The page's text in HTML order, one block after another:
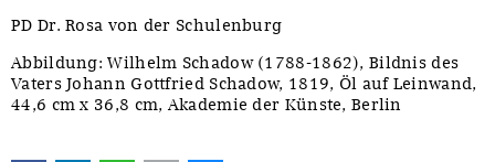
PD Dr. Rosa von der Schulenburg
Abbildung: Wilhelm Schadow (1788-1862), Bildnis des
Vaters Johann Gottfried Schadow, 1819, Öl auf Leinwand,
44,6 cm x 36,8 cm, Akademie der Künste, Berlin